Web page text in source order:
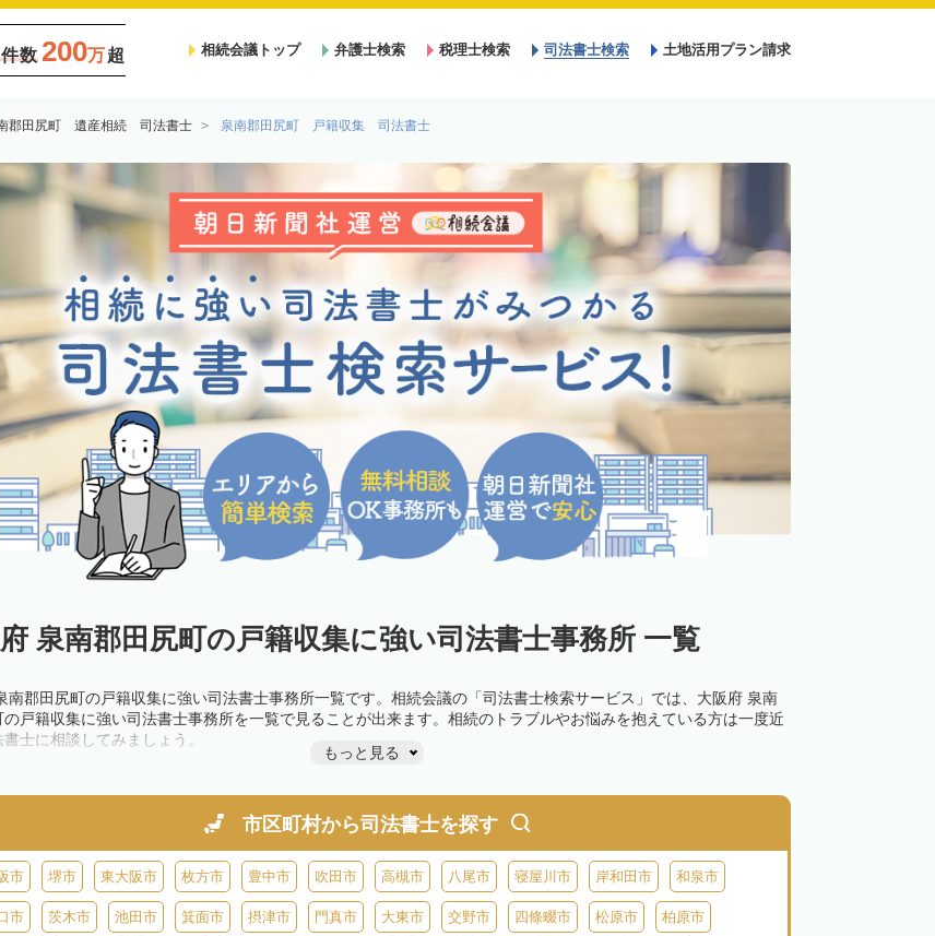
数 200万超 相続会議トップ 弁護士検索 税理士検索 司法書士検索 土地活用プラン請求
郡田尻町 遺産相続 司法書士 泉南郡田尻町 戸籍収集 司法書士
泉南郡田尻町の戸籍収集に強い司法書士事務所 一覧
南郡田尻町の戸籍収集に強い司法書士事務所一覧です。相続会議の「司法書士検索サービス」では、大阪府 泉南
の戸籍収集に強い司法書士事務所を一覧で見ることが出来ます。相続のトラブルやお悩みを抱えている方は一度近
士に相談してみましょう。
もっと見る
市区町村から司法書士を探す
市 堺市 東大阪市 枚方市 豊中市 吹田市 高槻市 八尾市 寝屋川市 岸和田市 和泉市
市 茨木市 池田市 箕面市 摂津市 門真市 大東市 交野市 四條畷市 松原市 柏原市